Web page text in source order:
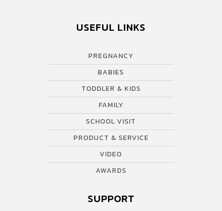
USEFUL LINKS
PREGNANCY
BABIES
TODDLER & KIDS
FAMILY
SCHOOL VISIT
PRODUCT & SERVICE
VIDEO
AWARDS
SUPPORT